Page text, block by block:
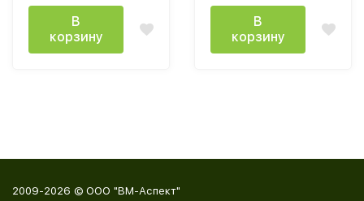
эвкалипт софт
В
корзину
В
корзину
2009-2026 © ООО "ВМ-Аспект"